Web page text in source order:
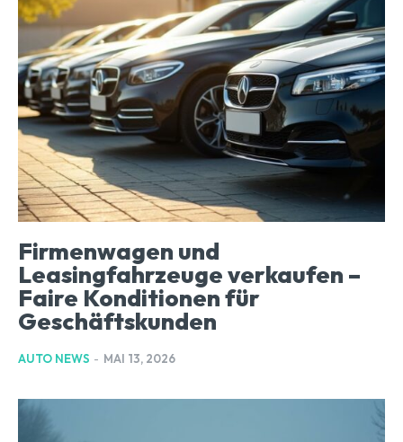
Firmenwagen und
Leasingfahrzeuge verkaufen –
Faire Konditionen für
Geschäftskunden
AUTO NEWS - MAI 13, 2026